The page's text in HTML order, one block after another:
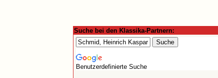
Suche bei den Klassika-Partnern:
Benutzerdefinierte Suche